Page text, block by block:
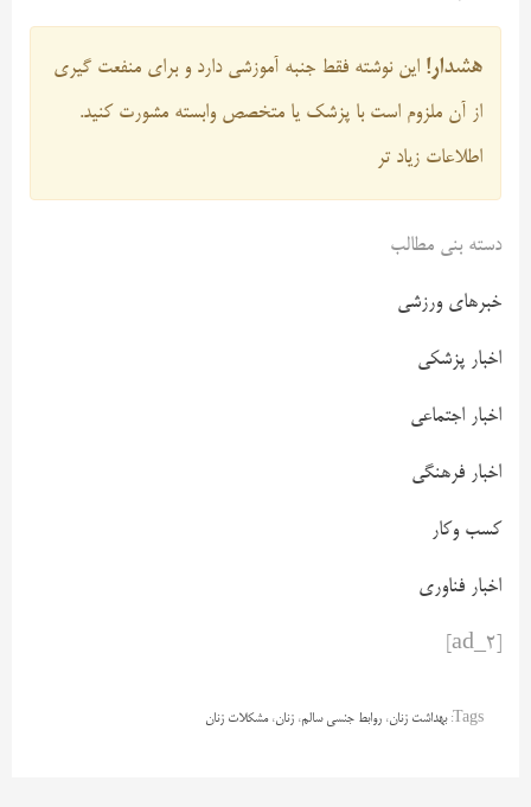
هشدار! این نوشته فقط جنبه آموزشی دارد و برای منفعت گیری
از آن ملزوم است با پزشک یا متخصص وابسته مشورت کنید.
اطلاعات زیاد تر
دسته بنی مطالب
خبرهای ورزشی
اخبار پزشکی
اخبار اجتماعی
اخبار فرهنگی
کسب وکار
اخبار فناوری
Tags: بهداشت زنان، روابط جنسی سالم، زنان،مشکلات زنان